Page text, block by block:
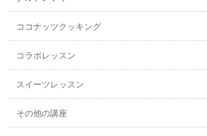
ココナッツクッキング
コラボレッスン
スイーツレッスン
その他の講座